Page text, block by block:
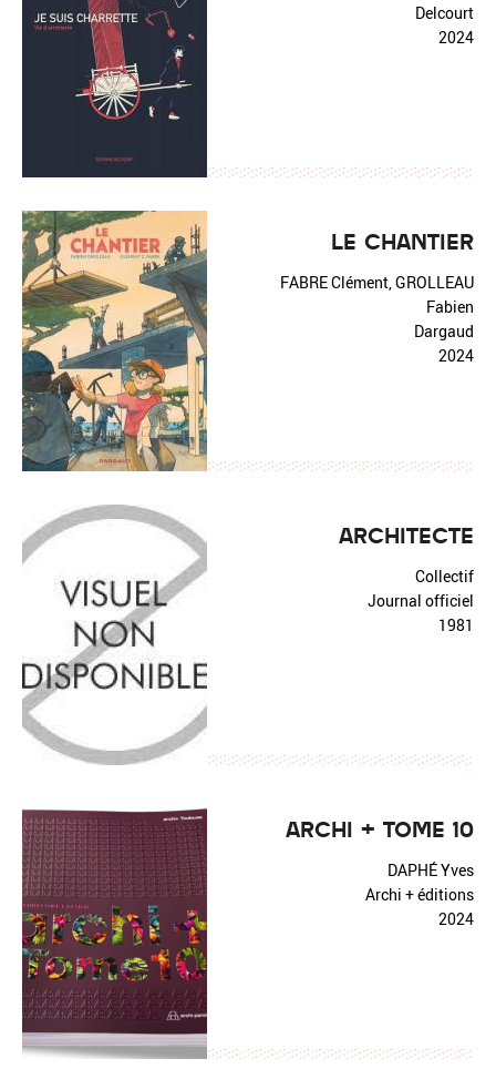
Delcourt
2024
LE CHANTIER
FABRE Clément, GROLLEAU
Fabien
Dargaud
2024
ARCHITECTE
Collectif
Journal officiel
1981
ARCHI + TOME 10
DAPHÉ Yves
Archi + éditions
2024